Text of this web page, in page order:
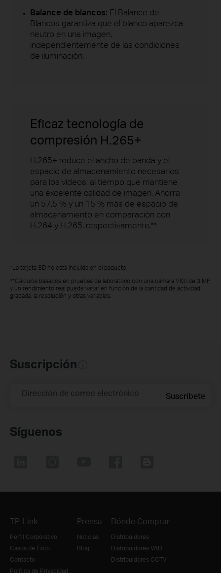
Balance de blancos: El Balance de
Blancos garantiza que el blanco aparezca
neutro en una imagen,
independientemente de las condiciones
de iluminación.
Eficaz tecnología de
compresión H.265+
H.265+ reduce el ancho de banda y el
espacio de almacenamiento necesarios
para los vídeos, al tiempo que mantiene
una excelente calidad de imagen. Ahorra
un 57,5 % y un 15 % más de espacio de
almacenamiento en comparación con
H.264 y H.265, respectivamente.**
*La tarjeta SD no está incluida en el paquete.
**Cálculos basados en pruebas de laboratorio con una cámara VIGI de 3 MP,
y un rendimiento real puede variar en función de la cantidad de actividad
grabada, la resolución y otras variables.
Suscripción
Dirección de correo electrónico Suscríbete
Síguenos
TP-Link
Perfil Corporativo
Casos de Éxito
Contacto
Política de Privacidad
Prensa
Noticias
Blog
Dónde Comprar
Distribuidores
Distribuidores VAD
Distribuidores CCTV